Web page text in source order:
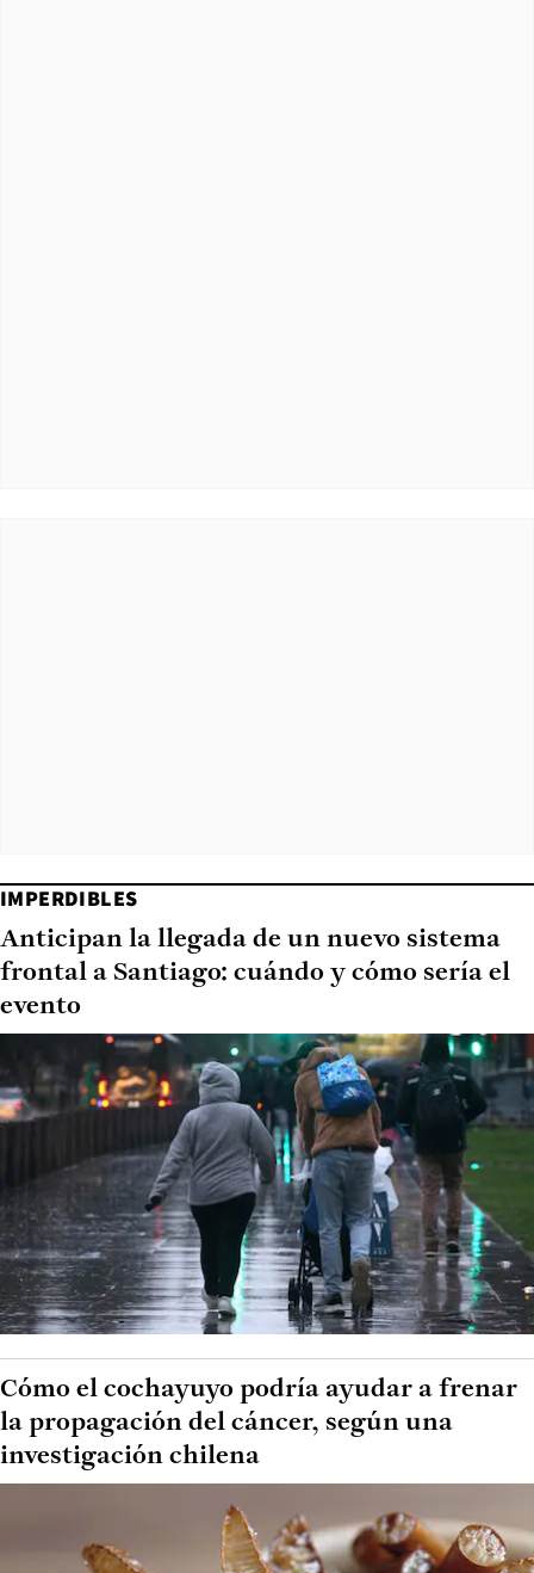
IMPERDIBLES
Anticipan la llegada de un nuevo sistema
frontal a Santiago: cuándo y cómo sería el
evento
Cómo el cochayuyo podría ayudar a frenar
la propagación del cáncer, según una
investigación chilena